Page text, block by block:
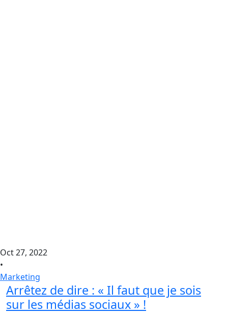
Oct 27, 2022
•
Marketing
Arrêtez de dire : « Il faut que je sois
sur les médias sociaux » !